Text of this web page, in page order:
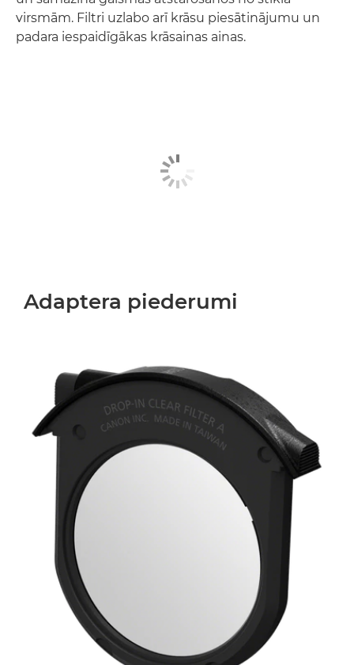
virsmām. Filtri uzlabo arī krāsu piesātinājumu un
padara iespaidīgākas krāsainas ainas.
Adaptera piederumi